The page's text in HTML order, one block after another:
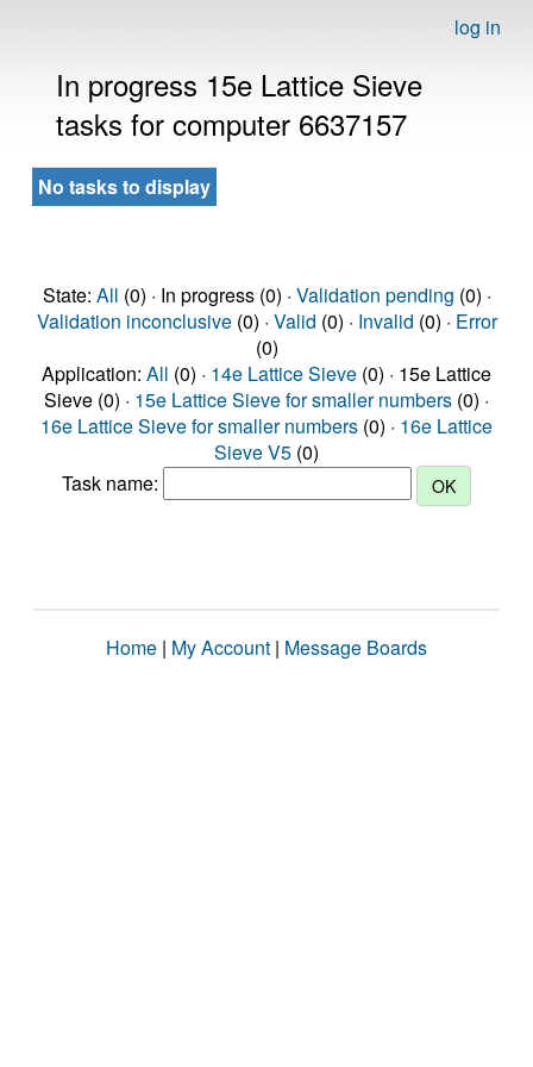
log in
In progress 15e Lattice Sieve
tasks for computer 6637157
No tasks to display
State: All (0) · In progress (0) · Validation pending (0) ·
Validation inconclusive(0) · Valid (0) · Invalid (0) · Error
(0)
Application: All (0) · 14e Lattice Sieve (0) · 15e Lattice
Sieve (0) · 15e Lattice Sieve for smaller numbers (0) ·
16e Lattice Sieve for smaller numbers (0) · 16e Lattice
Sieve V5 (0)
Task name:
Home | My Account | Message Boards